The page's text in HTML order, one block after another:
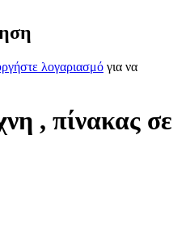
λογαριασμό για να
, πίνακας σε